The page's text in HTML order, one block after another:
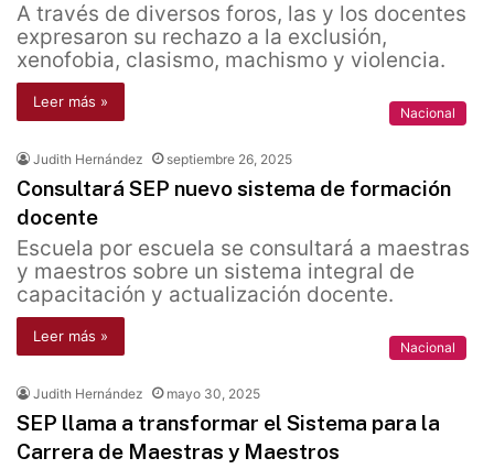
A través de diversos foros, las y los docentes
expresaron su rechazo a la exclusión,
xenofobia, clasismo, machismo y violencia.
Leer más »
Nacional
Judith Hernández septiembre 26, 2025
Consultará SEP nuevo sistema de formación
docente
Escuela por escuela se consultará a maestras
y maestros sobre un sistema integral de
capacitación y actualización docente.
Leer más »
Nacional
Judith Hernández mayo 30, 2025
SEP llama a transformar el Sistema para la
Carrera de Maestras y Maestros